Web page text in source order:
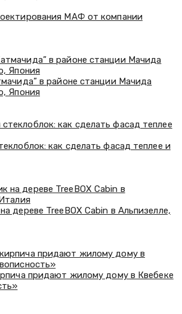
МАФ от компании
в районе станции Мачида
Япония
как сделать фасад теплее и
дереве TreeBOX Cabin в Альпизелле,
придают жилому дому в Квебеке